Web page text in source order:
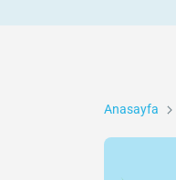
Anasayfa